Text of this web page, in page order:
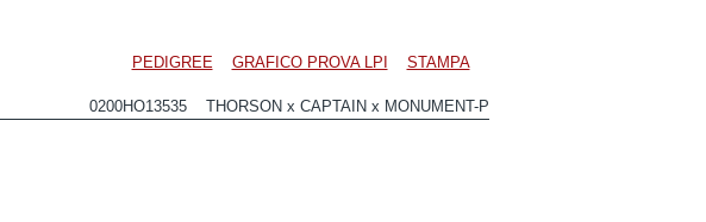
PEDIGREE GRAFICO PROVA LPI STAMPA
0200HO13535 THORSON x CAPTAIN x MONUMENT-P